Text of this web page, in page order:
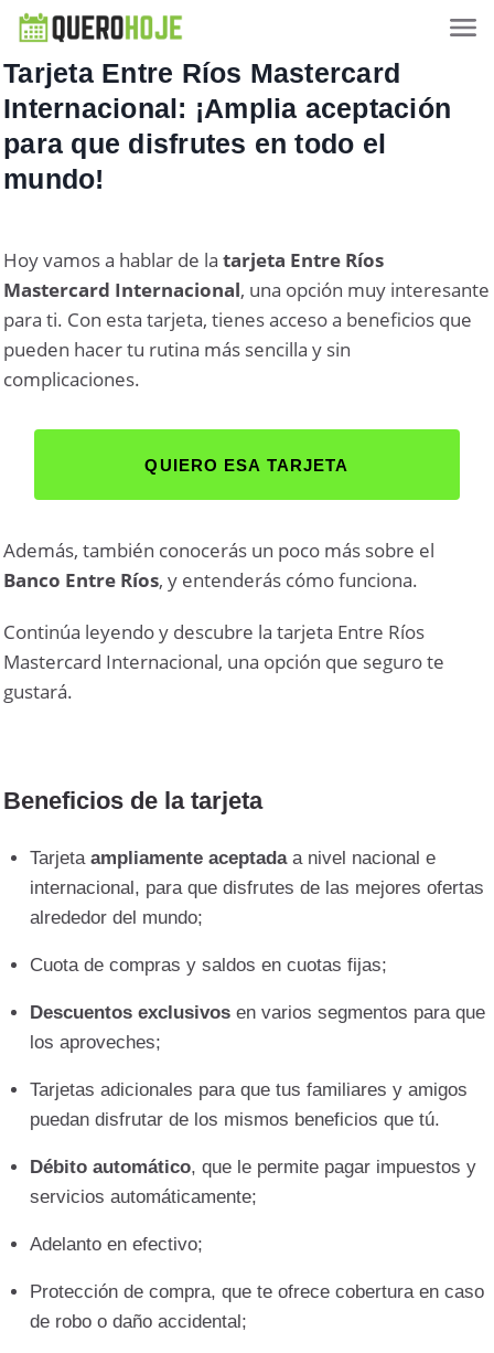
Tarjeta Entre Ríos Mastercard
Internacional: ¡Amplia aceptación
para que disfrutes en todo el
mundo!
Hoy vamos a hablar de latarjeta Entre Ríos
Mastercard Internacional, una opción muy interesante
para ti. Con esta tarjeta, tienes acceso a beneficios que
pueden hacer tu rutina más sencilla y sin
complicaciones.
QUIERO ESA TARJETA
Además, también conocerás un poco más sobre el
Banco Entre Ríos, y entenderás cómo funciona.
Continúa leyendo y descubre la tarjeta Entre Ríos
Mastercard Internacional, una opción que seguro te
gustará.
Beneficios de la tarjeta
Tarjetaampliamente aceptadaa nivel nacional e
internacional, para que disfrutes de las mejores ofertas
alrededor del mundo;
Cuota de compras y saldos en cuotas fijas;
Descuentos exclusivos en varios segmentos para que
los aproveches;
Tarjetas adicionales para que tus familiares y amigos
puedan disfrutar de los mismos beneficios que tú.
Débito automático, que le permite pagar impuestos y
servicios automáticamente;
Adelanto en efectivo;
Protección de compra, que te ofrece cobertura en caso
de robo o daño accidental;